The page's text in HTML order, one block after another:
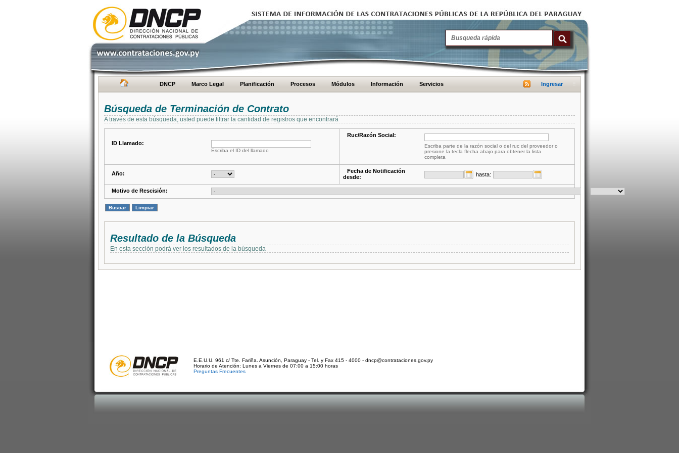
DNCP Marco Legal Planificación Procesos Módulos Información Servicios Ingresar
Búsqueda de Terminación de Contrato
A través de esta búsqueda, usted puede filtrar la cantidad de registros que encontrará
ID Llamado:
Escriba el ID del llamado
Ruc/Razón Social:
Escriba parte de la razón social o del ruc del proveedor o
presione la tecla flecha abajo para obtener la lista
completa
Año:
Fecha de Notificación
desde:
hasta:
Motivo de Rescisión:
Resultado de la Búsqueda
En esta sección podrá ver los resultados de la búsqueda
E.E.U.U. 961 c/ Tte. Fariña. Asunción, Paraguay - Tel. y Fax 415 - 4000 - dncp@contrataciones.gov.py
Horario de Atención: Lunes a Viernes de 07:00 a 15:00 horas
Preguntas Frecuentes